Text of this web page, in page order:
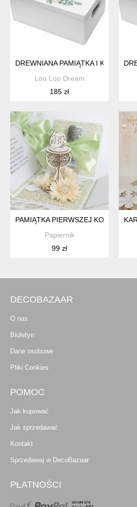
DREWNIANA PAMIĄTKA I KOMUNII
Loo Loo Dream
185 zł
PAMIĄTKA PIERWSZEJ KOMUNII
Papiernik
99 zł
DECOBAZAAR
O nas
Biuletyn
Dane osobowe
Pliki Cookies
POMOC
Jak kupować
Jak sprzedawać
Kontakt
Sprzedawaj w DecoBazaar
PŁATNOŚCI